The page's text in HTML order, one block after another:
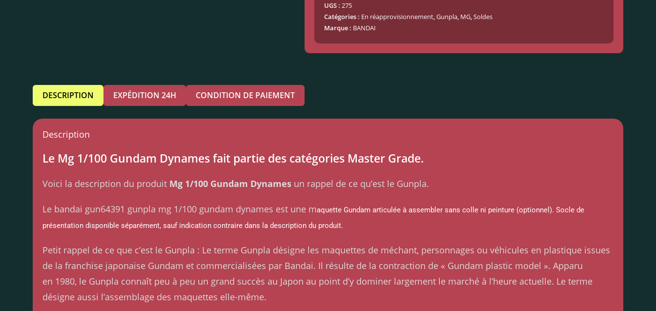
UGS : 275
Catégories : En réapprovisionnement, Gunpla, MG, Soldes
Marque : BANDAI
DESCRIPTION EXPÉDITION 24H CONDITION DE PAIEMENT
Description
Le Mg 1/100 Gundam Dynames fait partie des catégories Master Grade.
Voici la description du produit Mg 1/100 Gundam Dynames un rappel de ce qu’est le Gunpla.
Le bandai gun64391 gunpla mg 1/100 gundam dynames est une maquette Gundam articulée à assembler sans colle ni peinture (optionnel). Socle de
présentation disponible séparément, sauf indication contraire dans la description du produit.
Petit rappel de ce que c’est le Gunpla : Le terme Gunpla désigne les maquettes de méchant, personnages ou véhicules en plastique issues
de la franchise japonaise Gundam et commercialisées par Bandai. Il résulte de la contraction de « Gundam plastic model ». Apparu
en 1980, le Gunpla connaît peu à peu un grand succès au Japon au point d’y dominer largement le marché à l’heure actuelle. Le terme
désigne aussi l’assemblage des maquettes elle-même.